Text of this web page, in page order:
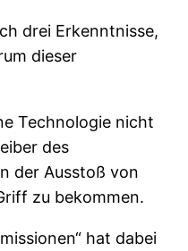
drei Erkenntnisse,
dieser
Technologie nicht
des
der Ausstoß von
zu bekommen.
hat dabei